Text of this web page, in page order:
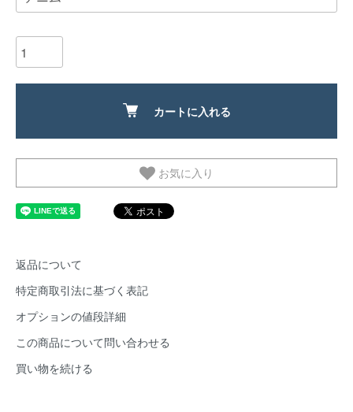
カートに入れる
お気に入り
返品について
特定商取引法に基づく表記
オプションの値段詳細
この商品について問い合わせる
買い物を続ける